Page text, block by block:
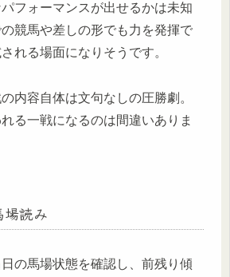
フォーマンスが出せるかは未知
競馬や差しの形でも力を発揮で
れる場面になりそうです。
内容自体は文句なしの圧勝劇。
る一戦になるのは間違いありま
読み
の馬場状態を確認し、前残り傾